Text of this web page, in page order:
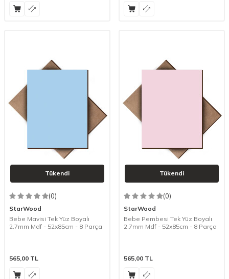
Tükendi
(0)
StarWood
Bebe Mavisi Tek Yüz Boyalı
2.7mm Mdf - 52x85cm - 8 Parça
565,00 TL
Tükendi
(0)
StarWood
Bebe Pembesi Tek Yüz Boyalı
2.7mm Mdf - 52x85cm - 8 Parça
565,00 TL